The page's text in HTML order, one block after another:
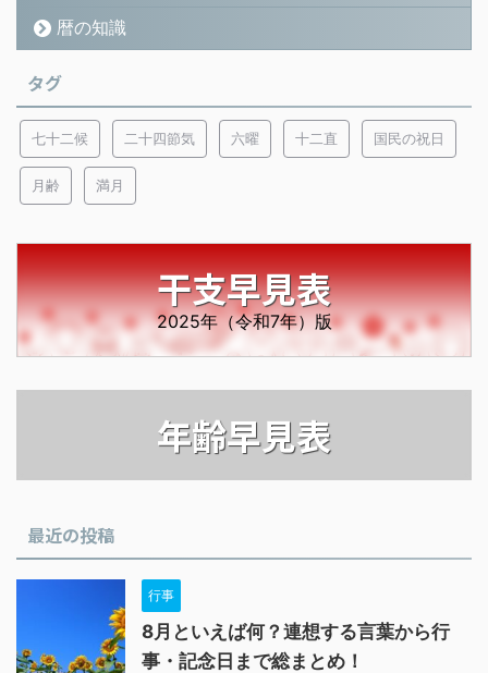
暦の知識
タグ
七十二候 二十四節気 六曜 十二直 国民の祝日
月齢 満月
干支早見表
2025年（令和7年）版
年齢早見表
最近の投稿
行事
8月といえば何？連想する言葉から行
事・記念日まで総まとめ！